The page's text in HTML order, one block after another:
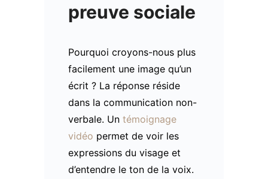
preuve sociale
Pourquoi croyons-nous plus
facilement une image qu’un
écrit ? La réponse réside
dans la communication non-
verbale. Un témoignage
vidéo permet de voir les
expressions du visage et
d’entendre le ton de la voix.